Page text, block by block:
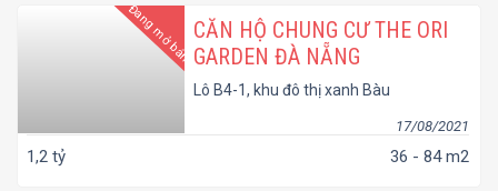
Đang mở bán CĂN HỘ CHUNG CƯ THE ORI
GARDEN ĐÀ NẴNG
Lô B4-1, khu đô thị xanh Bàu
17/08/2021
1,2 tỷ 36 - 84 m2